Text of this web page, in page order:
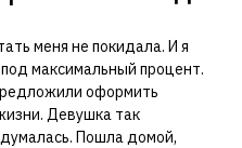
меня не покидала. И я
максимальный процент.
оформить
Девушка так
Пошла домой,